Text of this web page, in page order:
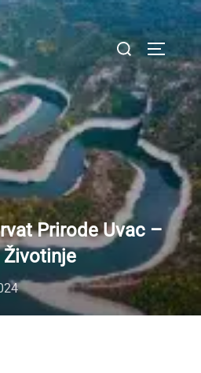
Search
for:
Prirode Uvac –
Životinje